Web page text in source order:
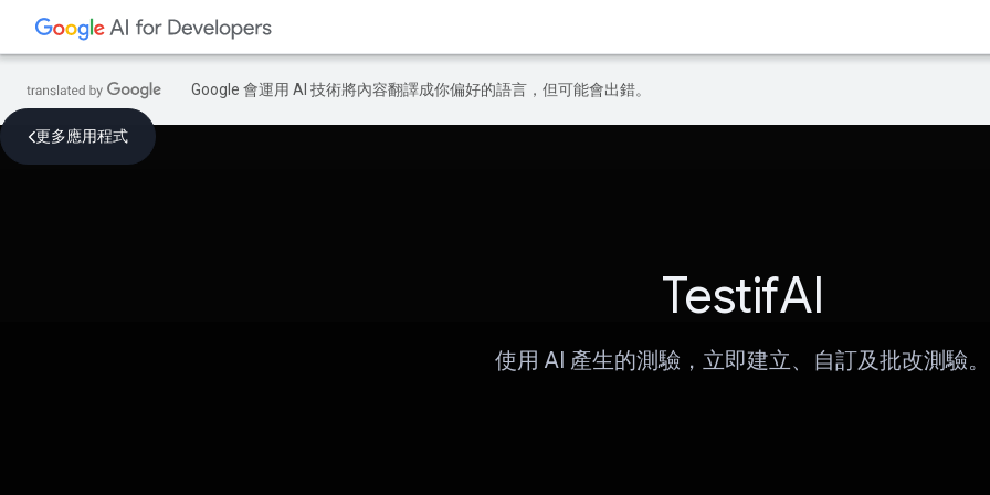
Google 會運用 AI 技術將內容翻譯成你偏好的語言，但可能會出錯。
更多應用程式
TestifAI
使用 AI 產生的測驗，立即建立、自訂及批改測驗。